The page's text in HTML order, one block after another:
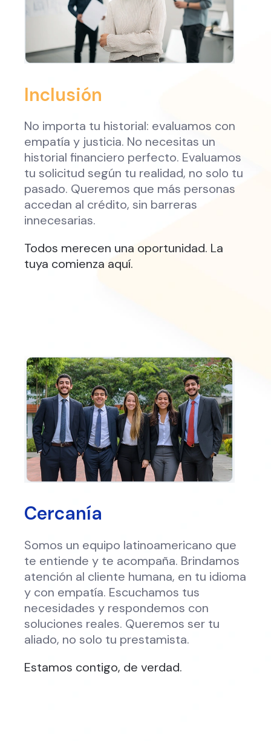
Inclusión
No importa tu historial: evaluamos con
empatía y justicia. No necesitas un
historial financiero perfecto. Evaluamos
tu solicitud según tu realidad, no solo tu
pasado. Queremos que más personas
accedan al crédito, sin barreras
innecesarias.
Todos merecen una oportunidad. La
tuya comienza aquí.
Cercanía
Somos un equipo latinoamericano que
te entiende y te acompaña. Brindamos
atención al cliente humana, en tu idioma
y con empatía. Escuchamos tus
necesidades y respondemos con
soluciones reales. Queremos ser tu
aliado, no solo tu prestamista.
Estamos contigo, de verdad.